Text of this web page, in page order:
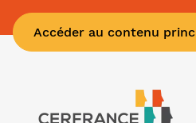
Accéder au contenu